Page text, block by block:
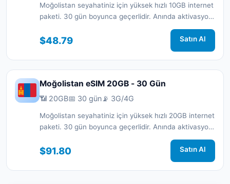
Moğolistan seyahatiniz için yüksek hızlı 10GB internet
paketi. 30 gün boyunca geçerlidir. Anında aktivasyon
$48.79 Satın Al
Moğolistan eSIM 20GB - 30 Gün
📶 20GB📅 30 gün📡 3G/4G
Moğolistan seyahatiniz için yüksek hızlı 20GB internet
paketi. 30 gün boyunca geçerlidir. Anında aktivasyon
$91.80 Satın Al